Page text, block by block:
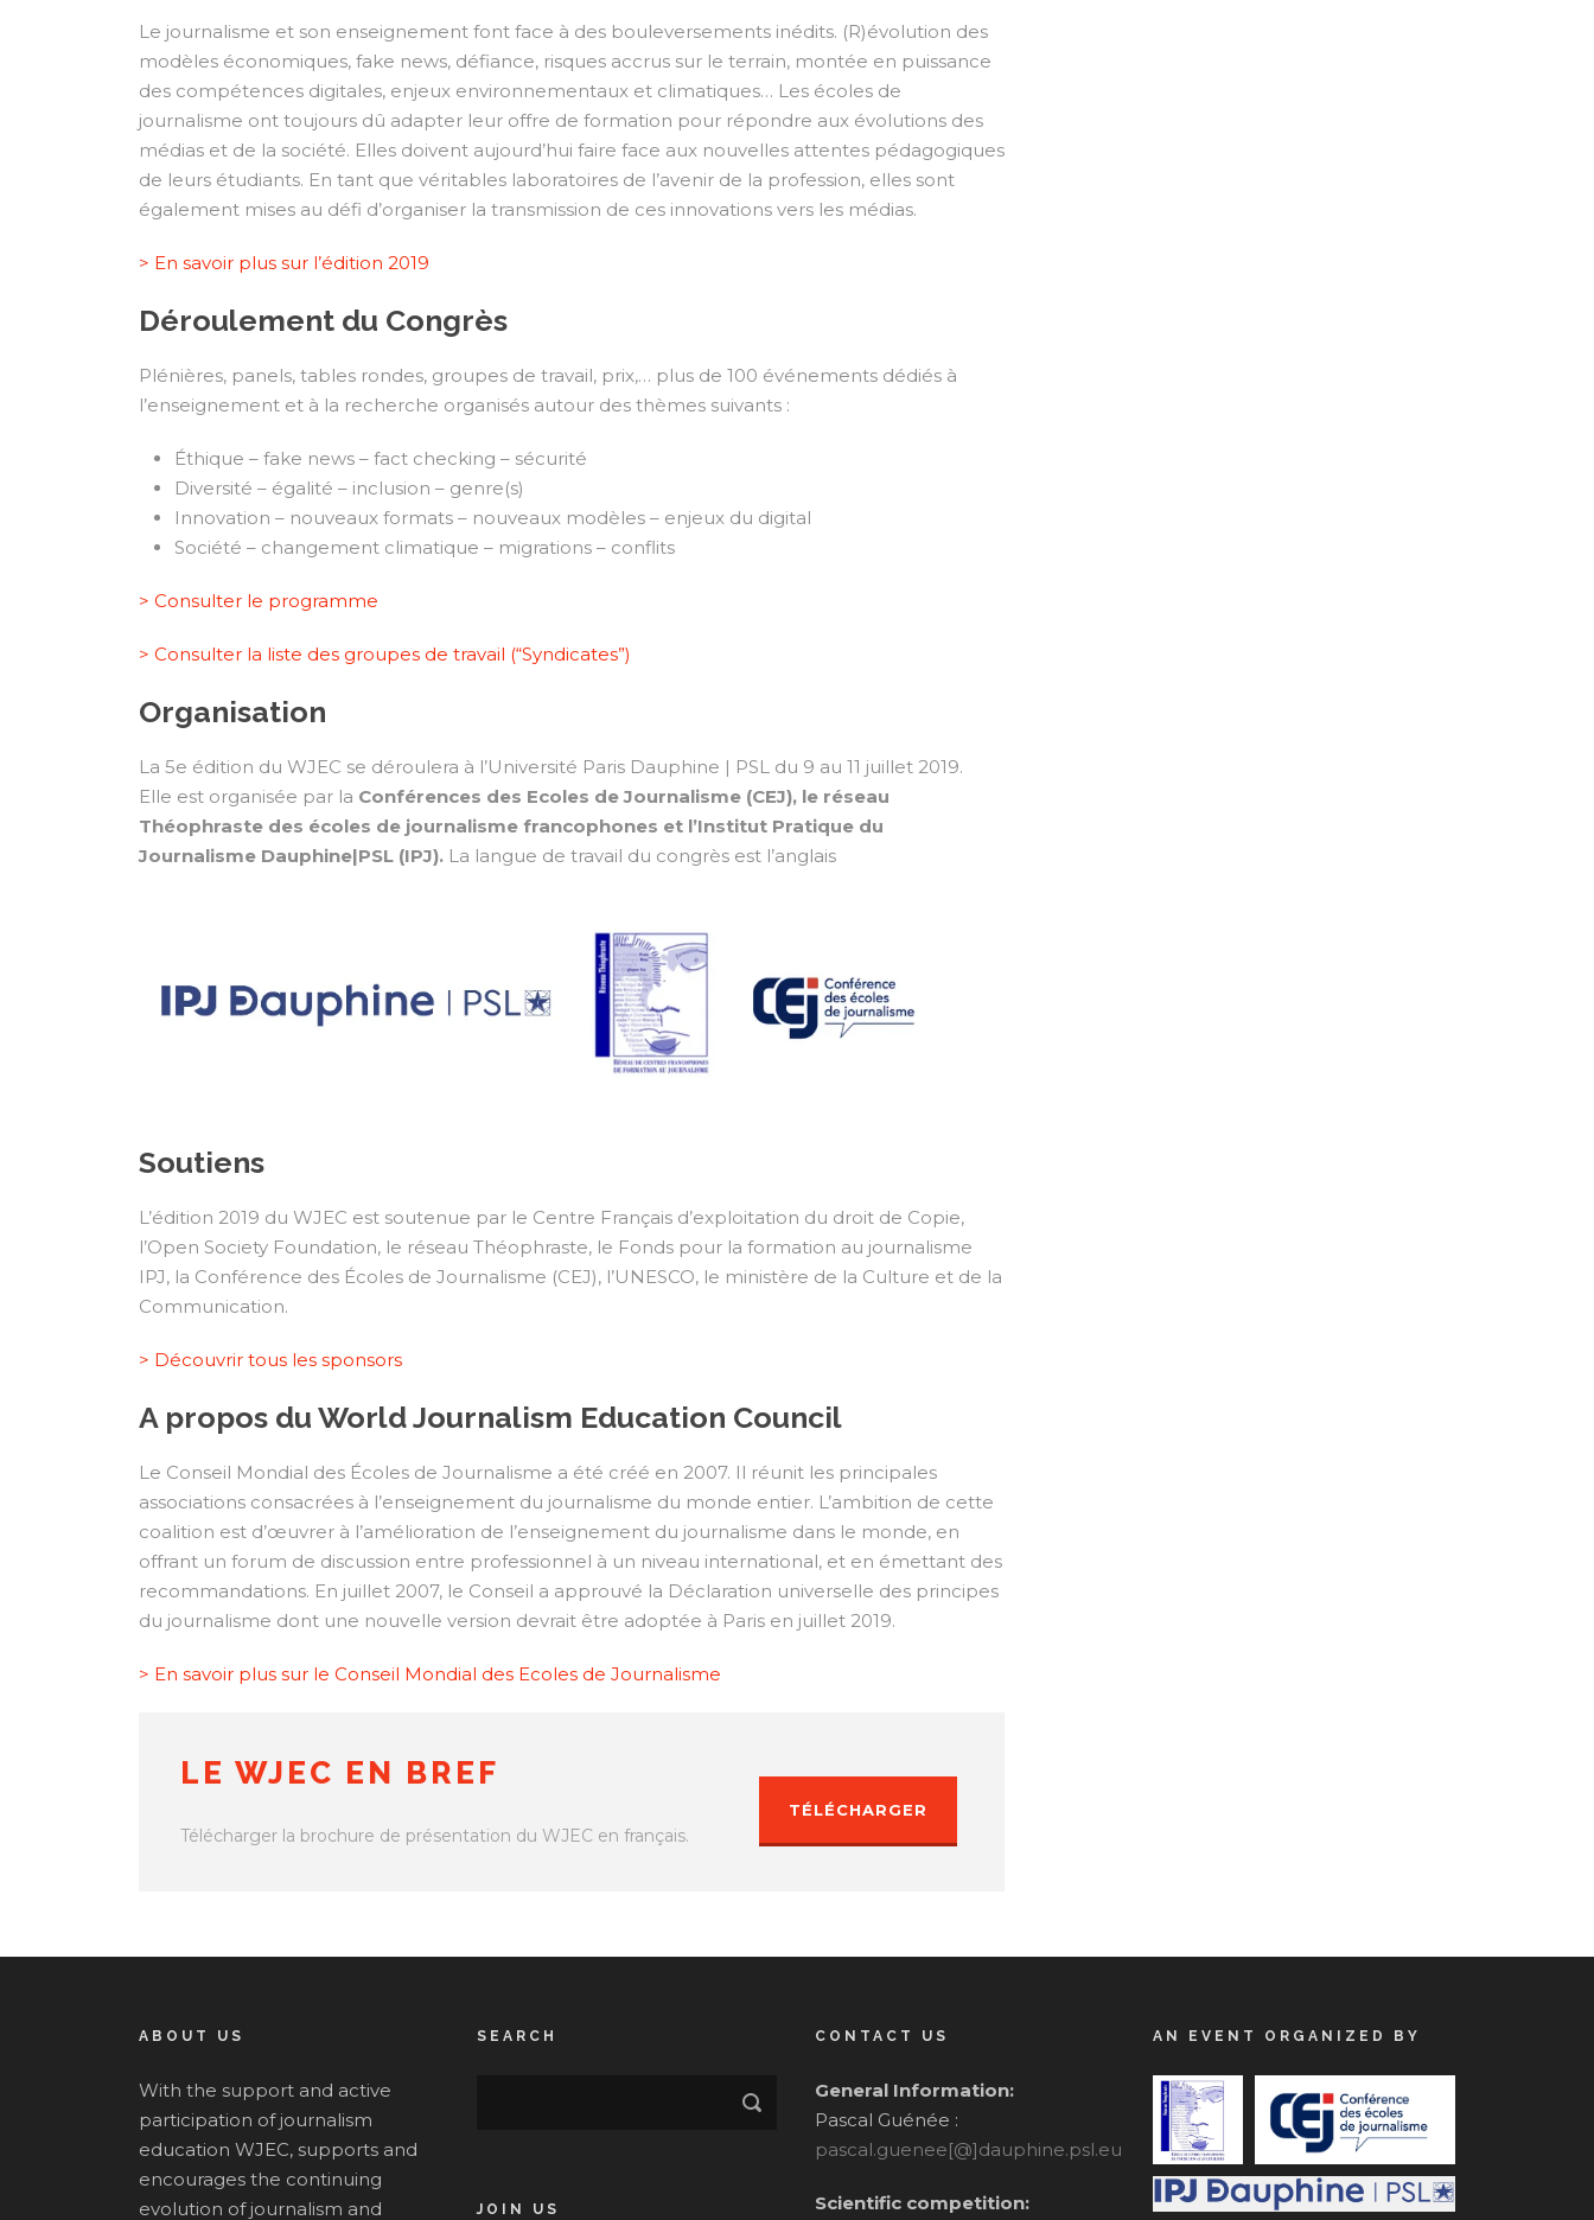
Le journalisme et son enseignement font face à des bouleversements inédits. (R)évolution des
modèles économiques, fake news, défiance, risques accrus sur le terrain, montée en puissance
des compétences digitales, enjeux environnementaux et climatiques… Les écoles de
journalisme ont toujours dû adapter leur offre de formation pour répondre aux évolutions des
médias et de la société. Elles doivent aujourd’hui faire face aux nouvelles attentes pédagogiques
de leurs étudiants. En tant que véritables laboratoires de l’avenir de la profession, elles sont
également mises au défi d’organiser la transmission de ces innovations vers les médias.
> En savoir plus sur l’édition 2019
Déroulement du Congrès
Plénières, panels, tables rondes, groupes de travail, prix,… plus de 100 événements dédiés à
l’enseignement et à la recherche organisés autour des thèmes suivants :
Éthique – fake news – fact checking – sécurité
Diversité – égalité – inclusion – genre(s)
Innovation – nouveaux formats – nouveaux modèles – enjeux du digital
Société – changement climatique – migrations – conflits
> Consulter le programme
> Consulter la liste des groupes de travail (“Syndicates”)
Organisation
La 5e édition du WJEC se déroulera à l’Université Paris Dauphine | PSL du 9 au 11 juillet 2019.
Elle est organisée par la Conférences des Ecoles de Journalisme (CEJ), le réseau
Théophraste des écoles de journalisme francophones et l’Institut Pratique du
Journalisme Dauphine|PSL (IPJ). La langue de travail du congrès est l’anglais
Soutiens
L’édition 2019 du WJEC est soutenue par le Centre Français d’exploitation du droit de Copie,
l’Open Society Foundation, le réseau Théophraste, le Fonds pour la formation au journalisme
IPJ, la Conférence des Écoles de Journalisme (CEJ), l’UNESCO, le ministère de la Culture et de la
Communication.
> Découvrir tous les sponsors
A propos du World Journalism Education Council
Le Conseil Mondial des Écoles de Journalisme a été créé en 2007. Il réunit les principales
associations consacrées à l’enseignement du journalisme du monde entier. L’ambition de cette
coalition est d’œuvrer à l’amélioration de l’enseignement du journalisme dans le monde, en
offrant un forum de discussion entre professionnel à un niveau international, et en émettant des
recommandations. En juillet 2007, le Conseil a approuvé la Déclaration universelle des principes
du journalisme dont une nouvelle version devrait être adoptée à Paris en juillet 2019.
> En savoir plus sur le Conseil Mondial des Ecoles de Journalisme
LE WJEC EN BREF
Télécharger la brochure de présentation du WJEC en français.
TÉLÉCHARGER
ABOUT US
With the support and active
participation of journalism
education WJEC, supports and
encourages the continuing
evolution of journalism and
SEARCH
JOIN US
CONTACT US
General Information:
Pascal Guénée :
pascal.guenee[@]dauphine.psl.eu
Scientific competition:
AN EVENT ORGANIZED BY